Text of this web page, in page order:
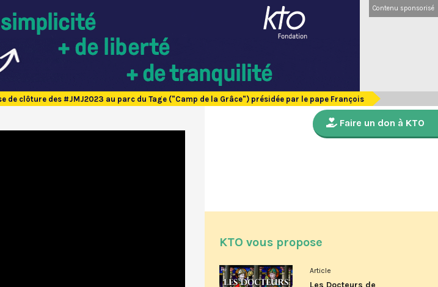
Contenu sponsorisé
de clôture des #JMJ2023 au parc du Tage ("Camp de la Grâce") présidée par le pape François
Faire un don à KTO
KTO vous propose
Article
Les Docteurs de